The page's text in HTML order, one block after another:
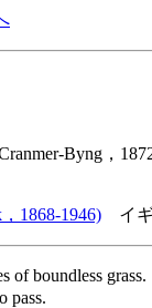
Byng，
1868-1946) イ
of boundless grass.
pass.